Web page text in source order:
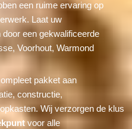
een ruime ervaring op
Laat uw
een gekwalificeerde
Voorhout, Warmond
pakket aan
constructie,
Wij verzorgen de klus
voor alle